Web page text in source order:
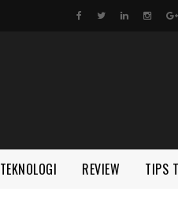
TEKNOLOGI REVIEW TIPS